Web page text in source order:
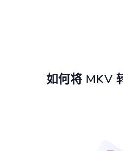
如何将 MKV